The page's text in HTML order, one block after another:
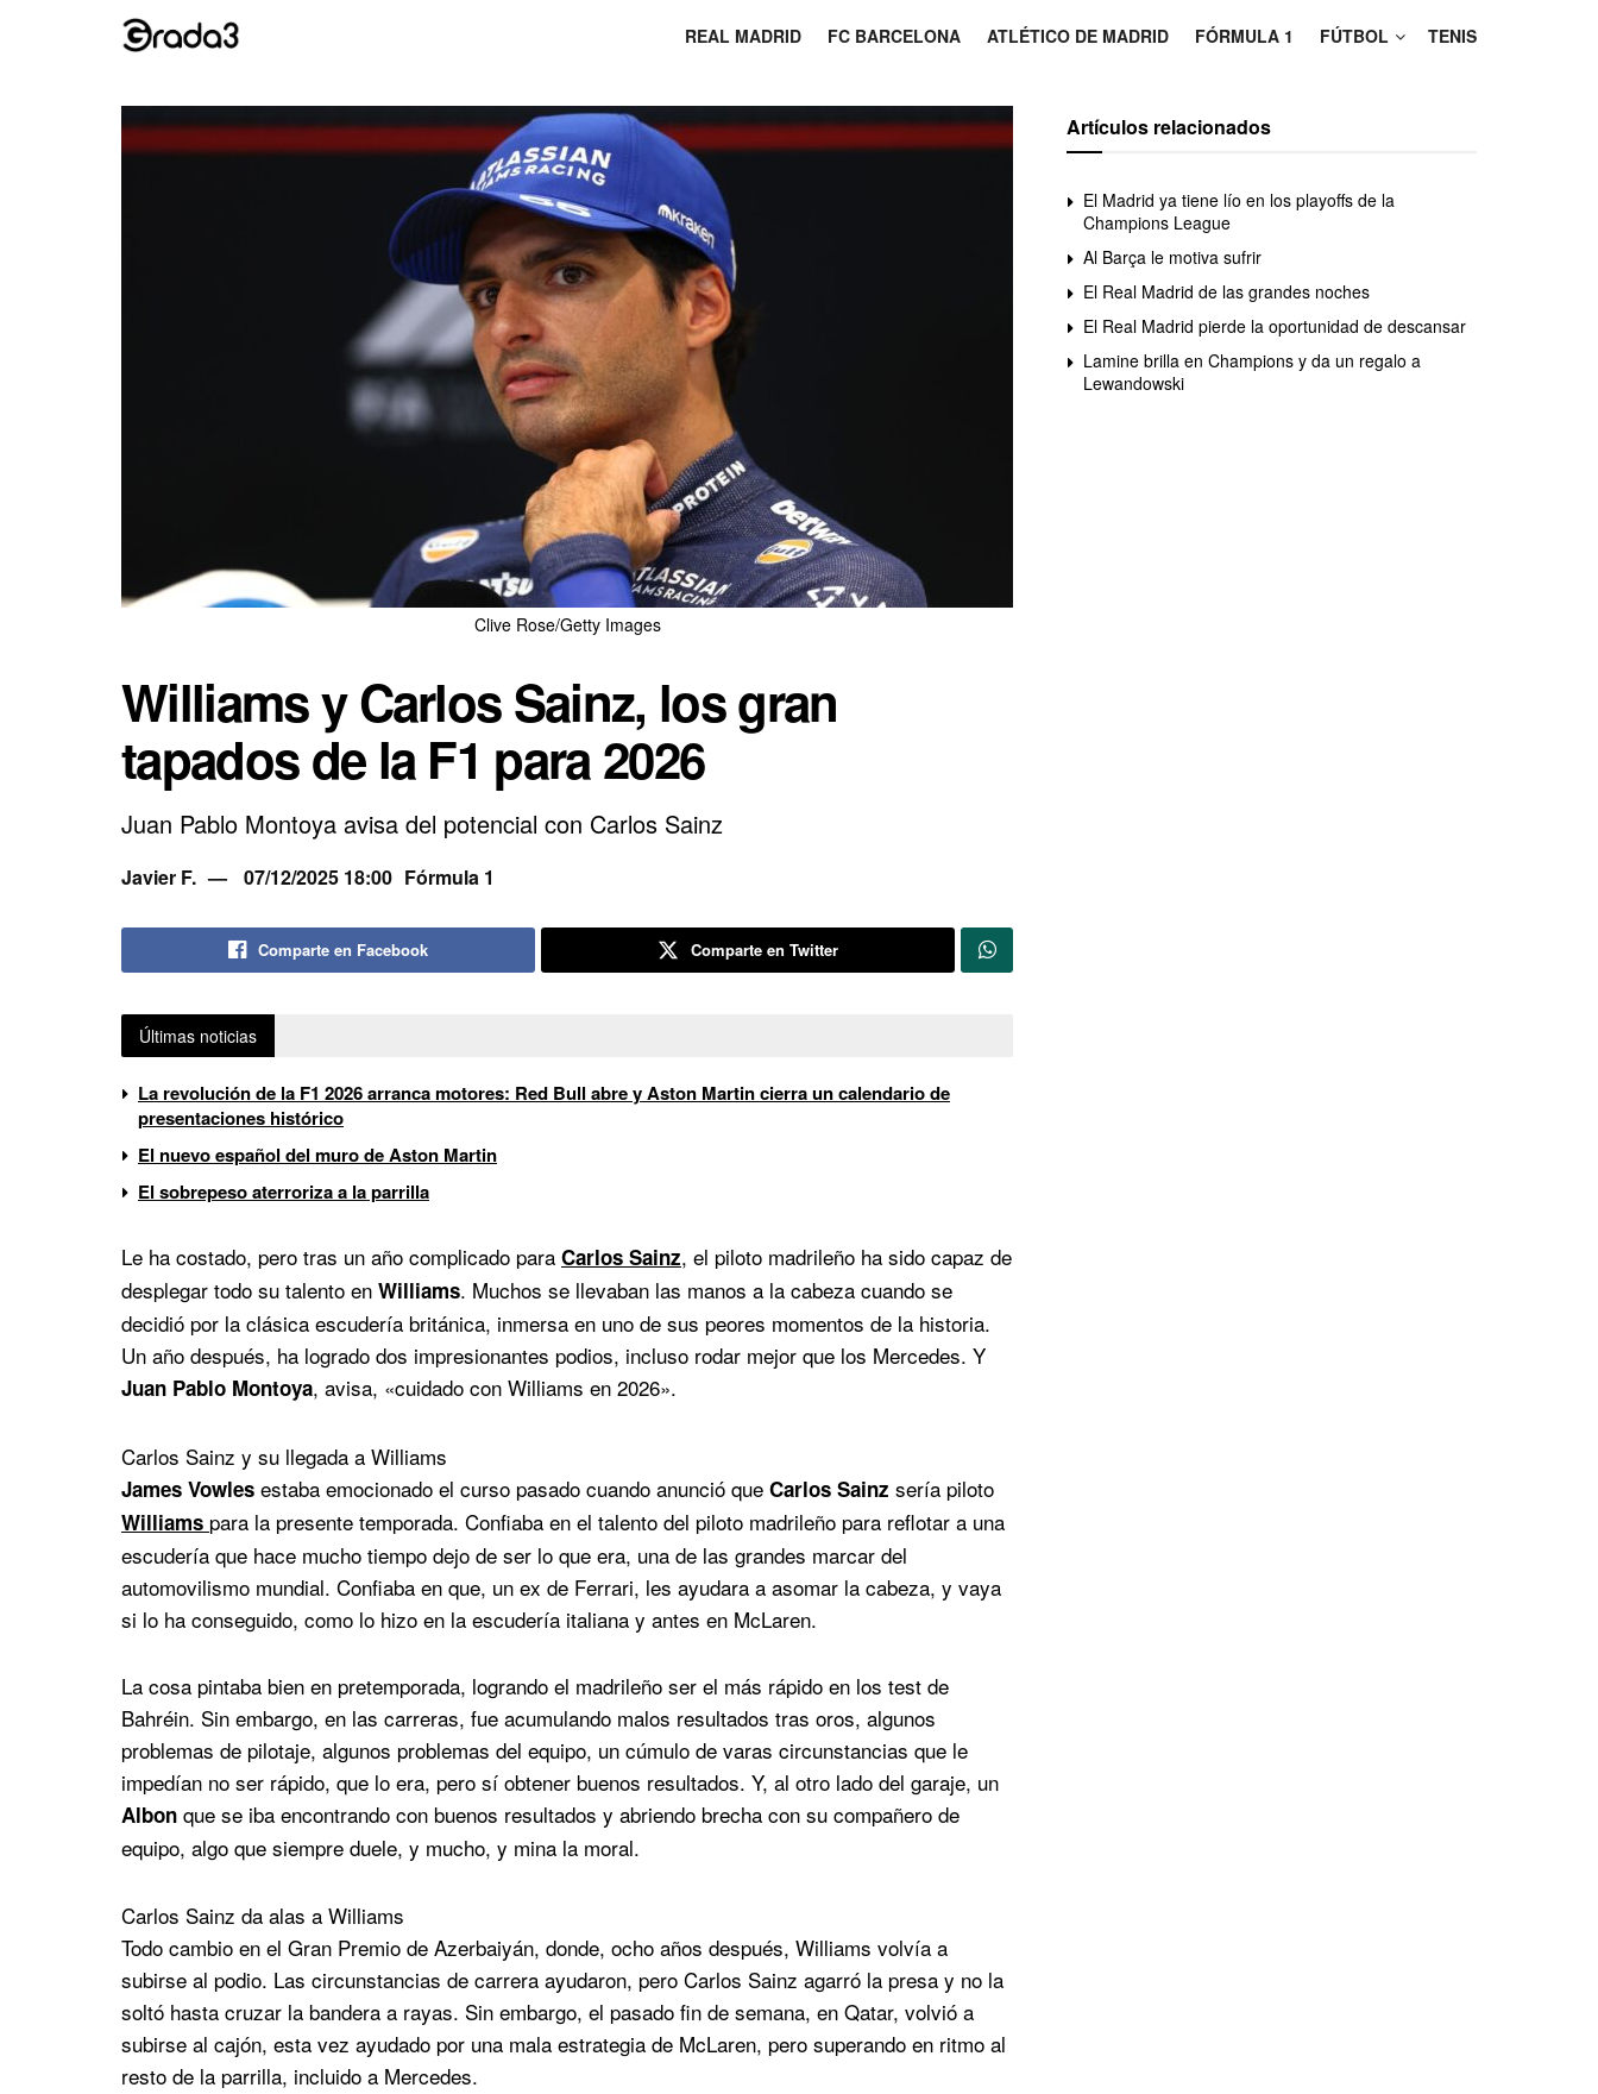
REAL MADRID FC BARCELONA ATLÉTICO DE MADRID FÓRMULA 1 FÚTBOL TENIS
Clive Rose/Getty Images
Williams y Carlos Sainz, los gran
tapados de la F1 para 2026
Juan Pablo Montoya avisa del potencial con Carlos Sainz
Javier F. 07/12/2025 18:00 Fórmula 1
Comparte en Facebook Comparte en Twitter
Últimas noticias
La revolución de la F1 2026 arranca motores: Red Bull abre y Aston Martin cierra un calendario de
presentaciones histórico
El nuevo español del muro de Aston Martin
El sobrepeso aterroriza a la parrilla
Le ha costado, pero tras un año complicado para Carlos Sainz, el piloto madrileño ha sido capaz de
desplegar todo su talento en Williams. Muchos se llevaban las manos a la cabeza cuando se
decidió por la clásica escudería británica, inmersa en uno de sus peores momentos de la historia.
Un año después, ha logrado dos impresionantes podios, incluso rodar mejor que los Mercedes. Y
Juan Pablo Montoya, avisa, «cuidado con Williams en 2026».
Carlos Sainz y su llegada a Williams
James Vowles estaba emocionado el curso pasado cuando anunció que Carlos Sainz sería piloto
Williams para la presente temporada. Confiaba en el talento del piloto madrileño para reflotar a una
escudería que hace mucho tiempo dejo de ser lo que era, una de las grandes marcar del
automovilismo mundial. Confiaba en que, un ex de Ferrari, les ayudara a asomar la cabeza, y vaya
si lo ha conseguido, como lo hizo en la escudería italiana y antes en McLaren.
La cosa pintaba bien en pretemporada, logrando el madrileño ser el más rápido en los test de
Bahréin. Sin embargo, en las carreras, fue acumulando malos resultados tras oros, algunos
problemas de pilotaje, algunos problemas del equipo, un cúmulo de varas circunstancias que le
impedían no ser rápido, que lo era, pero sí obtener buenos resultados. Y, al otro lado del garaje, un
Albon que se iba encontrando con buenos resultados y abriendo brecha con su compañero de
equipo, algo que siempre duele, y mucho, y mina la moral.
Carlos Sainz da alas a Williams
Todo cambio en el Gran Premio de Azerbaiyán, donde, ocho años después, Williams volvía a
subirse al podio. Las circunstancias de carrera ayudaron, pero Carlos Sainz agarró la presa y no la
soltó hasta cruzar la bandera a rayas. Sin embargo, el pasado fin de semana, en Qatar, volvió a
subirse al cajón, esta vez ayudado por una mala estrategia de McLaren, pero superando en ritmo al
resto de la parrilla, incluido a Mercedes.
Artículos relacionados
El Madrid ya tiene lío en los playoffs de la
Champions League
Al Barça le motiva sufrir
El Real Madrid de las grandes noches
El Real Madrid pierde la oportunidad de descansar
Lamine brilla en Champions y da un regalo a
Lewandowski